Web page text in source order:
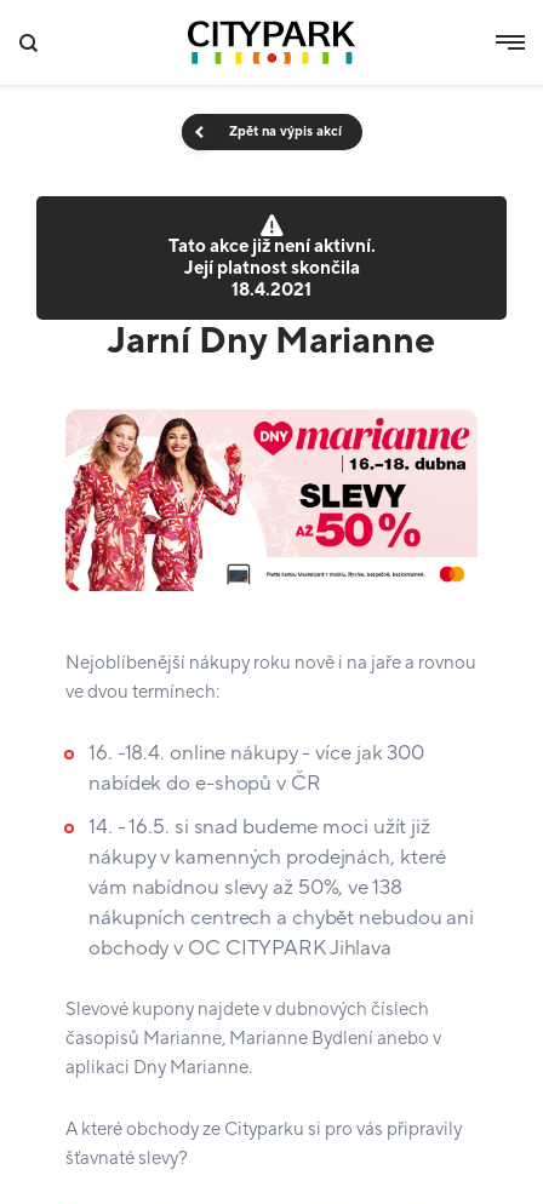
Zpět na výpis akcí
Tato akce již není aktivní.
Její platnost skončila
18.4.2021
Jarní Dny Marianne
Nejoblíbenější nákupy roku nově i na jaře a rovnou
ve dvou termínech:
16. -18.4. online nákupy - více jak 300
nabídek do e-shopů v ČR
14. - 16.5. si snad budeme moci užít již
nákupy v kamenných prodejnách, které
vám nabídnou slevy až 50%, ve 138
nákupních centrech a chybět nebudou ani
obchody v OC CITYPARK Jihlava
Slevové kupony najdete v dubnových číslech
časopisů Marianne, Marianne Bydlení anebo v
aplikaci Dny Marianne.
A které obchody ze Cityparku si pro vás připravily
šťavnaté slevy?